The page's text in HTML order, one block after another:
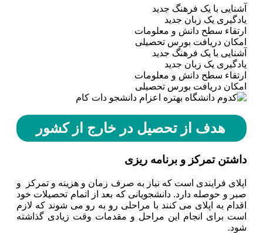
آشنایی با یک فرهنگ جدید
یادگیری یک زبان جدید
ارتقاء سطح دانش و معلومات
امکان دریافت بورس تحصیلی
آشنایی با یک فرهنگ جدید
یادگیری یک زبان جدید
ارتقاء سطح دانش و معلومات
امکان دریافت بورس تحصیلی
هدف از تحصیل در خارج از کشور
داشتن تمرکز و برنامه ریزی
اپلای فرایندی است که نیاز به صرف زمان و هزینه و تمرکز و
صبر و حوصله دارد. دانشجویانی که بعد از اتمام تحصیلات خود
اقدام به اپلای می کنند با مراحلی رو به رو می شوند که لازم
است برای انجام این مراحل و مقدمات وقت زیادی گذاشته
شود.